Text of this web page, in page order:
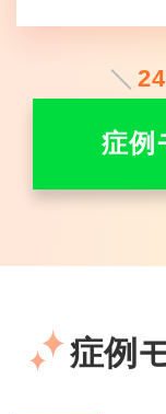
24
症例
症例